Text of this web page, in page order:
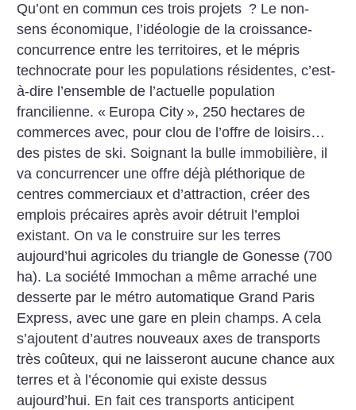
Qu’ont en commun ces trois projets ? Le non-
sens économique, l’idéologie de la croissance-
concurrence entre les territoires, et le mépris
technocrate pour les populations résidentes, c’est-
à-dire l’ensemble de l’actuelle population
francilienne.« Europa City », 250 hectares de
commerces avec, pour clou de l’offre de loisirs…
des pistes de ski. Soignant la bulle immobilière, il
va concurrencer une offre déjà pléthorique de
centres commerciaux et d’attraction, créer des
emplois précaires après avoir détruit l’emploi
existant. On va le construire sur les terres
aujourd’hui agricoles du triangle de Gonesse (700
ha). La société Immochan a même arraché une
desserte par le métro automatique Grand Paris
Express, avec une gare en plein champs. A cela
s’ajoutent d’autres nouveaux axes de transports
très coûteux, qui ne laisseront aucune chance aux
terres et à l’économie qui existe dessus
aujourd’hui. En fait ces transports anticipent